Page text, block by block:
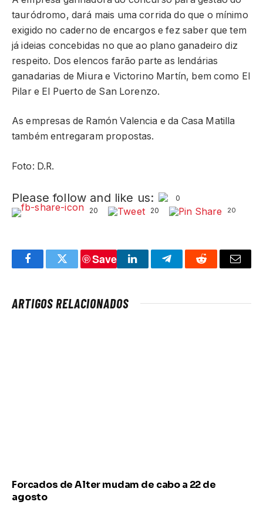
tauródromo, dará mais uma corrida do que o mínimo
exigido no caderno de encargos e fez saber que tem
já ideias concebidas no que ao plano ganadeiro diz
respeito. Dos elencos farão parte as lendárias
ganadarias de Miura e Victorino Martín, bem como El
Pilar e El Puerto de San Lorenzo.
As empresas de Ramón Valencia e da Casa Matilla
também entregaram propostas.
Foto: D.R.
Please follow and like us:
0
20
20 20
FacebookTwitter
Save
LinkedInTelegramReddit Email
ARTIGOS RELACIONADOS
Forcados de Alter mudam de cabo a 22 de
agosto